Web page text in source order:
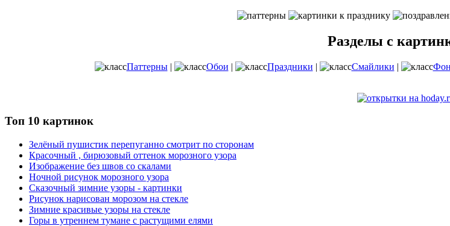
Разделы с
Паттерны| Обои | Праздники | Смайлики |
Топ 10 картинок
Зелёный пушистик перепуганно смотрит по сторонам
Красочный , бирюзовый оттенок морозного узора
Изображение без швов со скалами
Ночной рисунок морозного узора
Сказочный зимние узоры - картинки
Рисунок нарисован морозом на стекле
Зимние красивые узоры на стекле
Горы в утреннем тумане с растущими елями